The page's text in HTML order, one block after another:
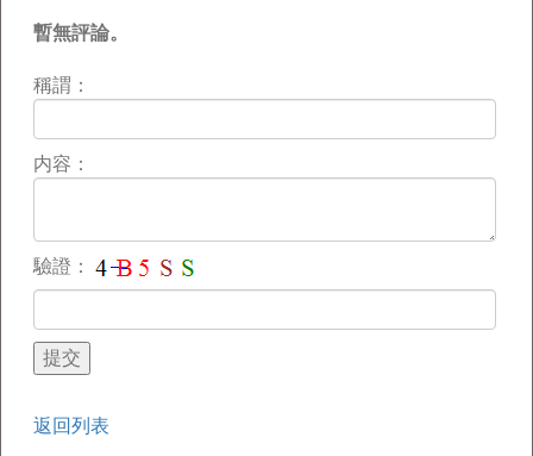
暫無評論。
稱謂：
内容：
驗證：
返回列表